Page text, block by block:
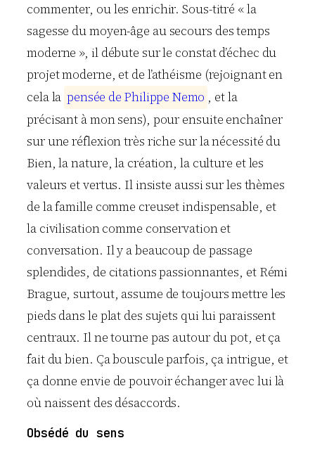
commenter, ou les enrichir. Sous-titré « la
sagesse du moyen-âge au secours des temps
moderne », il débute sur le constat d’échec du
projet moderne, et de l’athéisme (rejoignant en
cela la pensée de Philippe Nemo , et la
précisant à mon sens), pour ensuite enchaîner
sur une réflexion très riche sur la nécessité du
Bien, la nature, la création, la culture et les
valeurs et vertus. Il insiste aussi sur les thèmes
de la famille comme creuset indispensable, et
la civilisation comme conservation et
conversation. Il y a beaucoup de passage
splendides, de citations passionnantes, et Rémi
Brague, surtout, assume de toujours mettre les
pieds dans le plat des sujets qui lui paraissent
centraux. Il ne tourne pas autour du pot, et ça
fait du bien. Ça bouscule parfois, ça intrigue, et
ça donne envie de pouvoir échanger avec lui là
où naissent des désaccords.
Obsédé du sens